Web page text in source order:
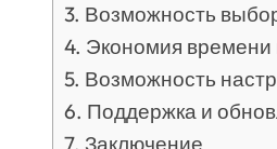
Возможность
Экономия времени
Возможность
Поддержка и
Заключение